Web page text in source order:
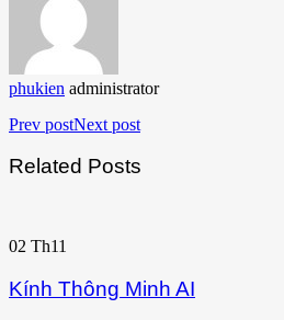
phukien administrator
Prev postNext post
Related Posts
02 Th11
Kính Thông Minh AI